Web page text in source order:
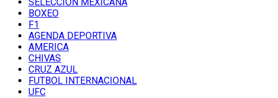
BOXEO
F1
AGENDA DEPORTIVA
AMERICA
CHIVAS
CRUZ AZUL
FUTBOL INTERNACIONAL
UFC